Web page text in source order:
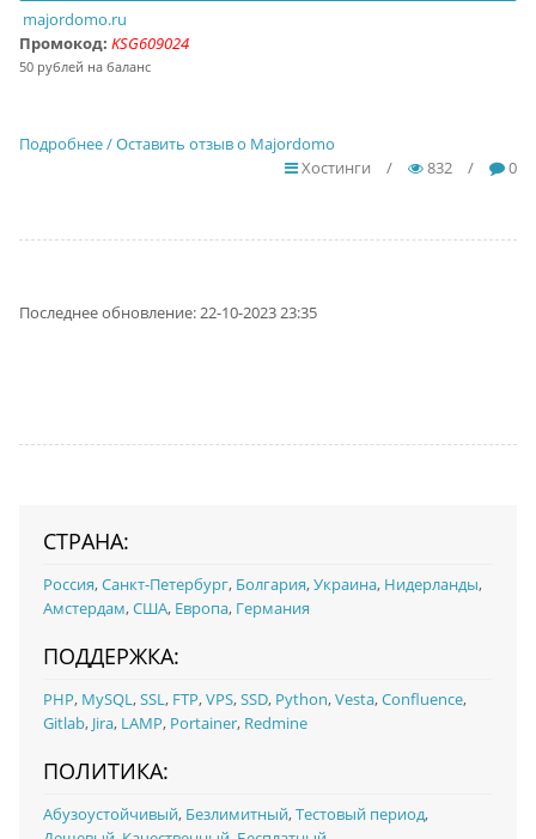
majordomo.ru
Промокод: KSG609024
50 рублей на баланс
Подробнее / Оставить отзыв о Majordomo
Хостинги
/ 832 / 0
Последнее обновление: 22-10-2023 23:35
СТРАНА:
Россия,Санкт-Петербург, Болгария,Украина, Нидерланды,
Амстердам,США, Европа, Германия
ПОДДЕРЖКА:
PHP, MySQL,SSL, FTP,VPS,SSD, Python,Vesta,Confluence,
Gitlab, Jira, LAMP, Portainer, Redmine
ПОЛИТИКА:
Абузоустойчивый, Безлимитный,Тестовый период,